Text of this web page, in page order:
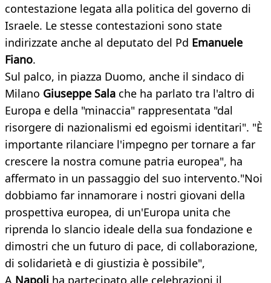
contestazione legata alla politica del governo di
Israele. Le stesse contestazioni sono state
indirizzate anche al deputato del Pd Emanuele
Fiano.
Sul palco, in piazza Duomo, anche il sindaco di
Milano Giuseppe Sala che ha parlato tra l'altro di
Europa e della "minaccia" rappresentata "dal
risorgere di nazionalismi ed egoismi identitari". "È
importante rilanciare l'impegno per tornare a far
crescere la nostra comune patria europea", ha
affermato in un passaggio del suo intervento."Noi
dobbiamo far innamorare i nostri giovani della
prospettiva europea, di un'Europa unita che
riprenda lo slancio ideale della sua fondazione e
dimostri che un futuro di pace, di collaborazione,
di solidarietà e di giustizia è possibile",
A Napoli ha partecipato alle celebrazioni il